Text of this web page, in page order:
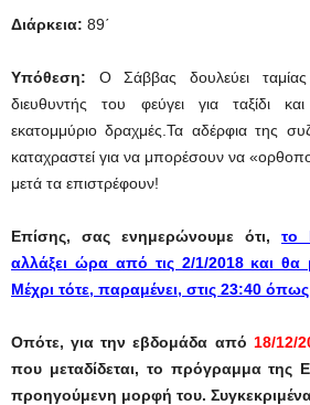
Διάρκεια: 89΄
Υπόθεση: Ο Σάββας δουλεύει
διευθυντής του φεύγει για ταξίδι
εκατομμύριο δραχμές.Τα αδέρφια της
καταχραστεί για να μπορέσουν να
μετά τα επιστρέφουν!
Επίσης, σας ενημερώνουμε ότι, το
αλλάξει ώρα από τις 2/1/2018 και θα
Μέχρι τότε, παραμένει, στις 23:40
Οπότε, για την εβδομάδα από 18/12/
που μεταδίδεται, το πρόγραμμα της
προηγούμενη μορφή του.